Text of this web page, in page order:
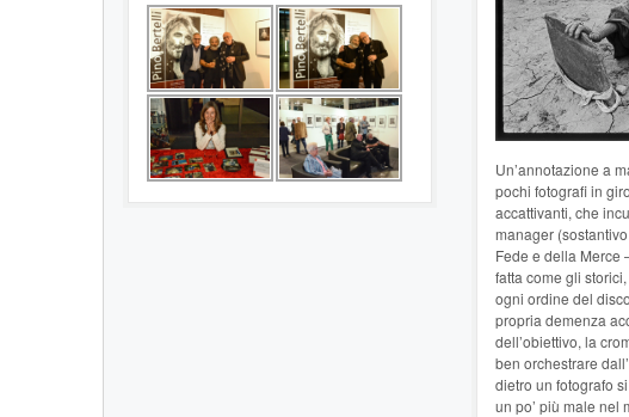
Un’annotazione a
pochi fotografi in
accattivanti, che
manager
Fede e della Merce
fatta come gli
ogni ordine del
propria demenza
dell’obiettivo, la
ben orchestrare
dietro un fotografo
un po’ più male nel